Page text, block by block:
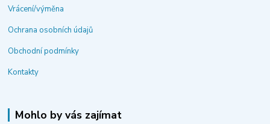
Vrácení/výměna
Ochrana osobních údajů
Obchodní podmínky
Kontakty
Mohlo by vás zajímat